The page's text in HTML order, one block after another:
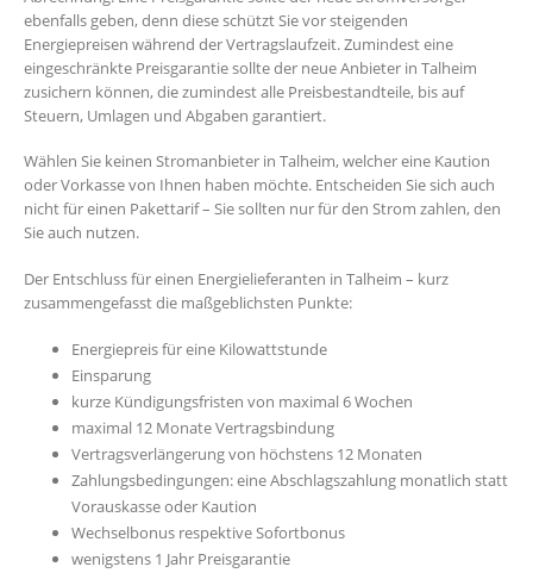
ebenfalls geben, denn diese schützt Sie vor steigenden
Energiepreisen während der Vertragslaufzeit. Zumindest eine
eingeschränkte Preisgarantie sollte der neue Anbieter in Talheim
zusichern können, die zumindest alle Preisbestandteile, bis auf
Steuern, Umlagen und Abgaben garantiert.
Wählen Sie keinen Stromanbieter in Talheim, welcher eine Kaution
oder Vorkasse von Ihnen haben möchte. Entscheiden Sie sich auch
nicht für einen Pakettarif – Sie sollten nur für den Strom zahlen, den
Sie auch nutzen.
Der Entschluss für einen Energielieferanten in Talheim – kurz
zusammengefasst die maßgeblichsten Punkte:
Energiepreis für eine Kilowattstunde
Einsparung
kurze Kündigungsfristen von maximal 6 Wochen
maximal 12 Monate Vertragsbindung
Vertragsverlängerung von höchstens 12 Monaten
Zahlungsbedingungen: eine Abschlagszahlung monatlich statt
Vorauskasse oder Kaution
Wechselbonus respektive Sofortbonus
wenigstens 1 Jahr Preisgarantie